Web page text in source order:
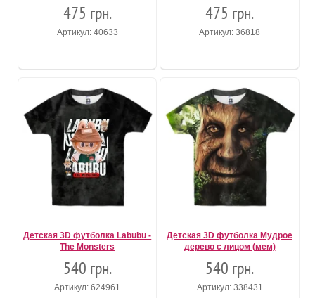
475 грн.
Артикул: 40633
475 грн.
Артикул: 36818
Детская 3D футболка Labubu -
The Monsters
540 грн.
Артикул: 624961
Детская 3D футболка Мудрое
дерево с лицом (мем)
540 грн.
Артикул: 338431